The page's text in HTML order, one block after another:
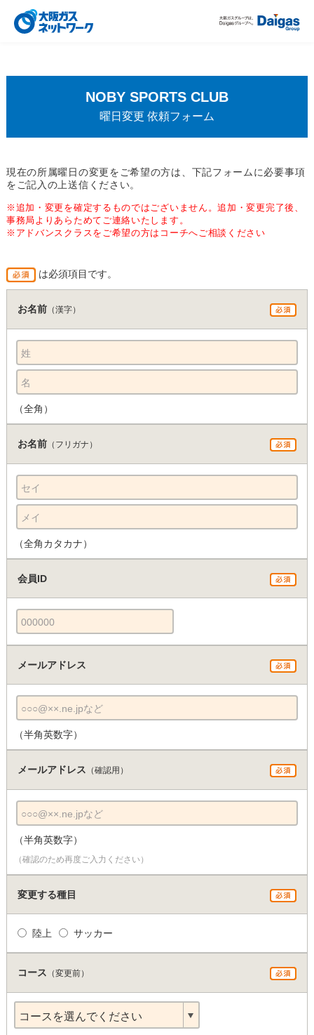
NOBY SPORTS CLUB
曜日変更 依頼フォーム
現在の所属曜日の変更をご希望の方は、下記フォームに必要事項
をご記入の上送信ください。
※追加・変更を確定するものではございません。追加・変更完了後、
事務局よりあらためてご連絡いたします。
※アドバンスクラスをご希望の方はコーチへご相談ください
は必須項目です。
お名前（漢字）
姓
名
（全角）
お名前（フリガナ）
セイ
メイ
（全角カタカナ）
会員ID
000000
メールアドレス
○○○@××.ne.jpなど
（半角英数字）
メールアドレス （確認用）
○○○@××.ne.jpなど
（半角英数字）
（確認のため再度ご入力ください）
変更する種目
陸上 サッカー
コース （変更前）
コースを選んでください